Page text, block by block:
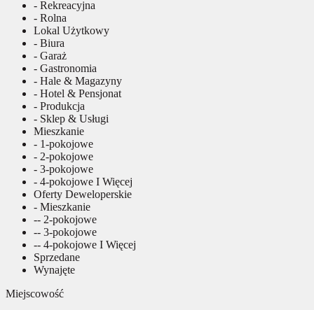
- Rekreacyjna
- Rolna
Lokal Użytkowy
- Biura
- Garaż
- Gastronomia
- Hale & Magazyny
- Hotel & Pensjonat
- Produkcja
- Sklep & Usługi
Mieszkanie
- 1-pokojowe
- 2-pokojowe
- 3-pokojowe
- 4-pokojowe I Więcej
Oferty Deweloperskie
- Mieszkanie
-- 2-pokojowe
-- 3-pokojowe
-- 4-pokojowe I Więcej
Sprzedane
Wynajęte
Miejscowość